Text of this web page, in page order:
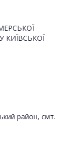
район, смт.